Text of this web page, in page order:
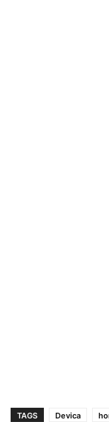
TAGS Devica